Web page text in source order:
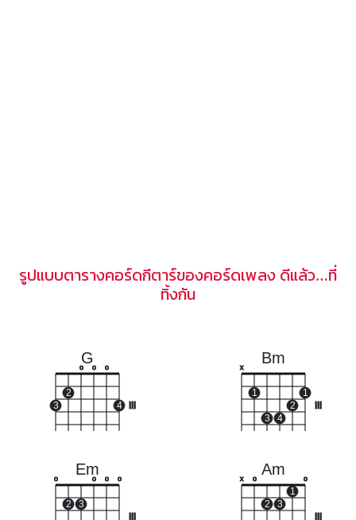
รูปแบบตารางคอร์ดกีตาร์ของคอร์ดเพลง ดีแล้ว…ที่
ทิ้งกัน
G
3
2
o o o
4
Bm
x
1
3 4
2
1
Em
o
2 3
o o o
Am
x o
2 3
1
o